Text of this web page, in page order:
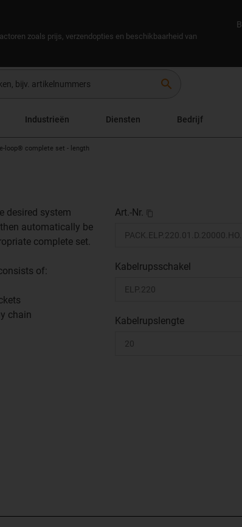
zoals prijs, verzendopties en beschikbaarheid van
search
Industrieën Diensten Bedrijf
e-loop® complete set - length
desired system
automatically be
complete set.
of:
chain
Art.-Nr.
Kabelrupsschakel
Kabelrupslengte